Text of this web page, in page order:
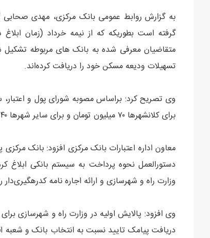
به گزارش روابط عمومی بانک مرکزی، مهدی
تسهیلات ودیعه مسکن خود را دریافت کرده‌اند.
برای کلانشهرها ۷۰ میلیون تومان و برای سایر شهرها ۴۰ میلیون تومان مقرر شده است.
معاون اداره اعتبارات بانک مرکزی افزود: بانک
دستورالعمل نحوه پرداخت به سیستم بانکی ابلاغ
وزارت راه و شهرسازی و ارائه اجاره نامه کدرهگیری‌دار رسمی مربوط به سال ۱۴۰۱
وی افزود: پالایش اولیه در وزارت راه و شهرسازی
دریافت پیامک تایید نسبت به انتخاب بانک و شعبه